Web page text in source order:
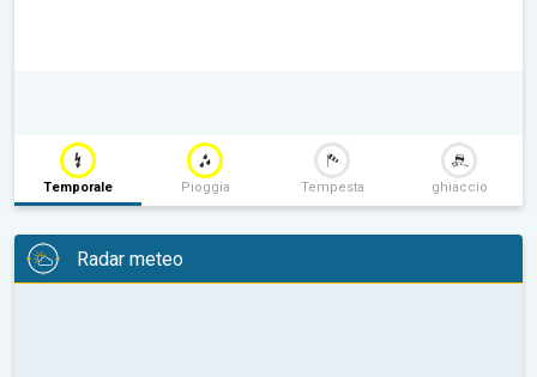
Temporale Pioggia Tempesta ghiaccio
Radar meteo